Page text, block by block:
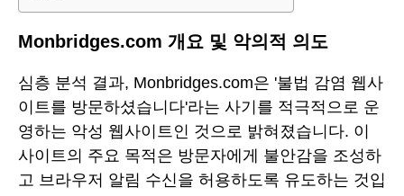
Monbridges.com 개요 및 악의적 의도
심층 분석 결과, Monbridges.com은 '불법 감염 웹사
이트를 방문하셨습니다'라는 사기를 적극적으로 운
영하는 악성 웹사이트인 것으로 밝혀졌습니다. 이
사이트의 주요 목적은 방문자에게 불안감을 조성하
고 브라우저 알림 수신을 허용하도록 유도하는 것입